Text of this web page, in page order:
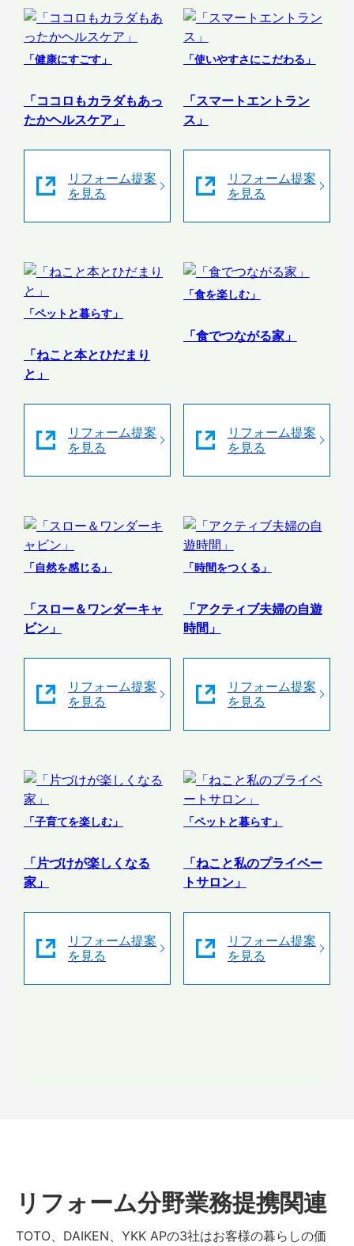
「健康にすごす」
「ココロもカラダもあっ
たかヘルスケア」
リフォーム提案
を見る
「使いやすさにこだわる」
「スマートエントラン
ス」
リフォーム提案
を見る
「ペットと暮らす」
「ねこと本とひだまり
と」
リフォーム提案
を見る
「食を楽しむ」
「食でつながる家」
リフォーム提案
を見る
「自然を感じる」
「スロー＆ワンダーキャ
ビン」
リフォーム提案
を見る
「時間をつくる」
「アクティブ夫婦の自遊
時間」
リフォーム提案
を見る
「子育てを楽しむ」
「片づけが楽しくなる
家」
リフォーム提案
を見る
「ペットと暮らす」
「ねこと私のプライベー
トサロン」
リフォーム提案
を見る
リフォーム分野業務提携関連
TOTO、DAIKEN、YKK APの3社はお客様の暮らしの価